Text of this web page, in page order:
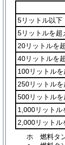
5リットル以下
5リットルを超
20リットルを
40リットルを
100リットル
250リットル
500リットル
1,000リットル
2,000リットル
ホ
燃料タ